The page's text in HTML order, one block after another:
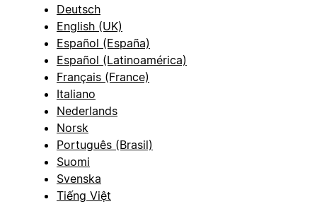
Deutsch
English (UK)
Español (España)
Español (Latinoamérica)
Français (France)
Italiano
Nederlands
Norsk
Português (Brasil)
Suomi
Svenska
Tiếng Việt